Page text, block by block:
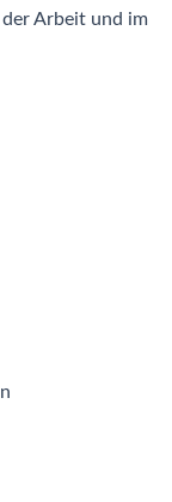
Arbeit und im